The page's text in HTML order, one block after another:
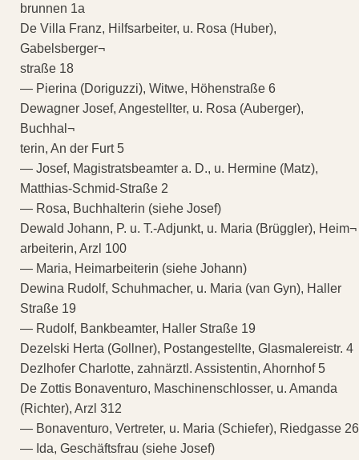
brunnen 1a
De Villa Franz, Hilfsarbeiter, u. Rosa (Huber),
Gabelsberger¬
straße 18
— Pierina (Doriguzzi), Witwe, Höhenstraße 6
Dewagner Josef, Angestellter, u. Rosa (Auberger),
Buchhal¬
terin, An der Furt 5
— Josef, Magistratsbeamter a. D., u. Hermine (Matz),
Matthias-Schmid-Straße 2
— Rosa, Buchhalterin (siehe Josef)
Dewald Johann, P. u. T.-Adjunkt, u. Maria (Brüggler), Heim¬
arbeiterin, Arzl 100
— Maria, Heimarbeiterin (siehe Johann)
Dewina Rudolf, Schuhmacher, u. Maria (van Gyn), Haller
Straße 19
— Rudolf, Bankbeamter, Haller Straße 19
Dezelski Herta (Gollner), Postangestellte, Glasmalereistr. 4
Dezlhofer Charlotte, zahnärztl. Assistentin, Ahornhof 5
De Zottis Bonaventuro, Maschinenschlosser, u. Amanda
(Richter), Arzl 312
— Bonaventuro, Vertreter, u. Maria (Schiefer), Riedgasse 26
— Ida, Geschäftsfrau (siehe Josef)